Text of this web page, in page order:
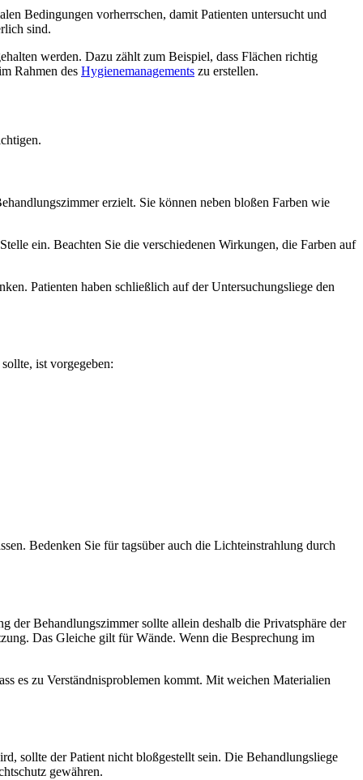
Bedingungen vorherrschen, damit Patienten untersucht und
sind.
werden. Dazu zählt zum Beispiel, dass Flächen richtig
Rahmen des Hygienemanagements zu erstellen.
erzielt. Sie können neben bloßen Farben wie
ein. Beachten Sie die verschiedenen Wirkungen, die Farben auf
Patienten haben schließlich auf der Untersuchungsliege den
ist vorgegeben:
Bedenken Sie für tagsüber auch die Lichteinstrahlung durch
der Behandlungszimmer sollte allein deshalb die Privatsphäre der
Das Gleiche gilt für Wände. Wenn die Besprechung im
es zu Verständnisproblemen kommt. Mit weichen Materialien
sollte der Patient nicht bloßgestellt sein. Die Behandlungsliege
gewähren.